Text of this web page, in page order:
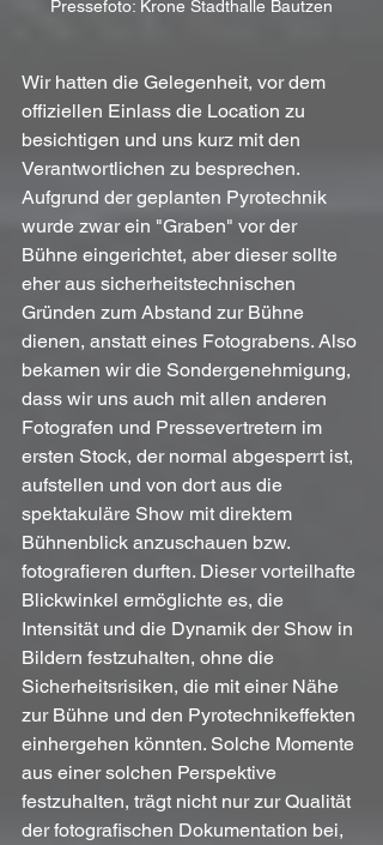
Pressefoto: Krone Stadthalle Bautzen
Wir hatten die Gelegenheit, vor dem
offiziellen Einlass die Location zu
besichtigen und uns kurz mit den
Verantwortlichen zu besprechen.
Aufgrund der geplanten Pyrotechnik
wurde zwar ein "Graben" vor der
Bühne eingerichtet, aber dieser sollte
eher aus sicherheitstechnischen
Gründen zum Abstand zur Bühne
dienen, anstatt eines Fotograbens. Also
bekamen wir die Sondergenehmigung,
dass wir uns auch mit allen anderen
Fotografen und Pressevertretern im
ersten Stock, der normal abgesperrt ist,
aufstellen und von dort aus die
spektakuläre Show mit direktem
Bühnenblick anzuschauen bzw.
fotografieren durften. Dieser vorteilhafte
Blickwinkel ermöglichte es, die
Intensität und die Dynamik der Show in
Bildern festzuhalten, ohne die
Sicherheitsrisiken, die mit einer Nähe
zur Bühne und den Pyrotechnikeffekten
einhergehen könnten. Solche Momente
aus einer solchen Perspektive
festzuhalten, trägt nicht nur zur Qualität
der fotografischen Dokumentation bei,